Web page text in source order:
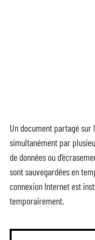
Un document partagé
simultanément par
de données ou
sont sauvegardées en
connexion Internet est
temporairement.